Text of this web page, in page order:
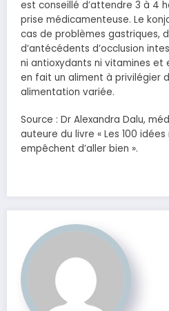
est conseillé d’attendre 3 à 4
prise médicamenteuse. Le
cas de problèmes gastriques,
d’antécédents d’occlusion
ni antioxydants ni vitamines et
en fait un aliment à privilégier
alimentation variée.
Source : Dr Alexandra Dalu,
auteure du livre « Les 100
empêchent d’aller bien ».